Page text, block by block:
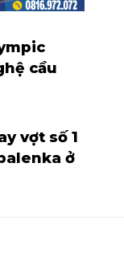
cầu
vợt số 1
ở